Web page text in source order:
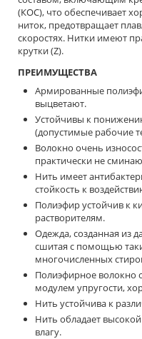
(КОС), что обеспечивает
ниток, предотвращает
скоростях. Нитки имеют
крутки (Z).
ПРЕИМУЩЕСТВА
Армированные
выцветают.
Устойчивы к
(допустимые рабочие
Волокно очень
практически не
Нить имеет
стойкость к
Полиэфир устойчив к
растворителям.
Одежда, созданная из
сшитая с помощью
многочисленных
Полиэфирное волокно
модулем упругости,
Нить устойчива к
Нить обладает
влагу.